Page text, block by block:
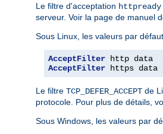
Le filtre d'acceptation httpready
serveur. Voir la page de manuel
Sous Linux, les valeurs par
AcceptFilter
AcceptFilter https data
Le filtre TCP_DEFER_ACCEPT de
protocole. Pour plus de détails,
Sous Windows, les valeurs par